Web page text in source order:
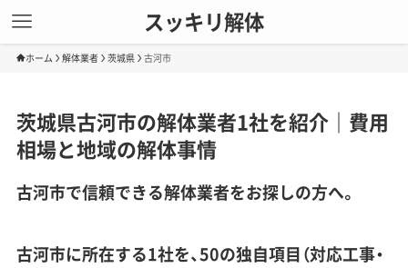
スッキリ解体
ホーム 解体業者 茨城県 古河市
茨城県古河市の解体業者1社を紹介｜費用
相場と地域の解体事情
古河市で信頼できる解体業者をお探しの方へ。
古河市に所在する1社を、50の独自項目（対応工事・